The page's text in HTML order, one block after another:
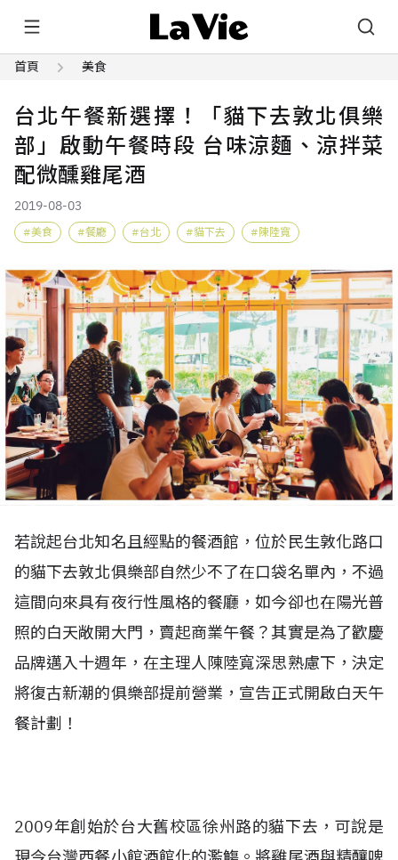
首頁 美食
台北午餐新選擇！「貓下去敦北俱樂
部」啟動午餐時段 台味涼麵、涼拌菜
配微醺雞尾酒
2019-08-03
美食 餐廳 台北 貓下去 陳陸寬
若說起台北知名且經點的餐酒館，位於民生敦化路口
的貓下去敦北俱樂部自然少不了在口袋名單內，不過
這間向來具有夜行性風格的餐廳，如今卻也在陽光普
照的白天敞開大門，賣起商業午餐？其實是為了歡慶
品牌邁入十週年，在主理人陳陸寬深思熟慮下，決定
將復古新潮的俱樂部提前營業，宣告正式開啟白天午
餐計劃！
2009年創始於台大舊校區徐州路的貓下去，可說是